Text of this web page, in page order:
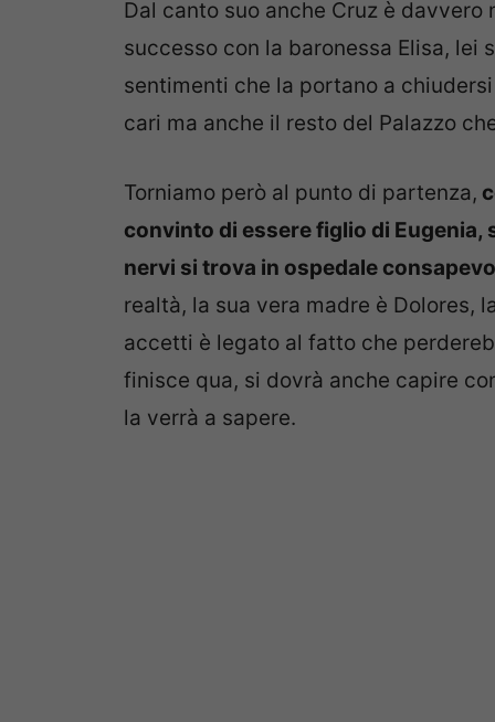
Dal canto suo anche Cruz è
successo con la baronessa Elisa,
sentimenti che la portano a
cari ma anche il resto del Palazzo
Torniamo però al punto di partenza,
convinto di essere figlio di Eugenia,
nervi si trova in ospedale
realtà, la sua vera madre è Dolores,
accetti è legato al fatto che
finisce qua, si dovrà anche capire
la verrà a sapere.